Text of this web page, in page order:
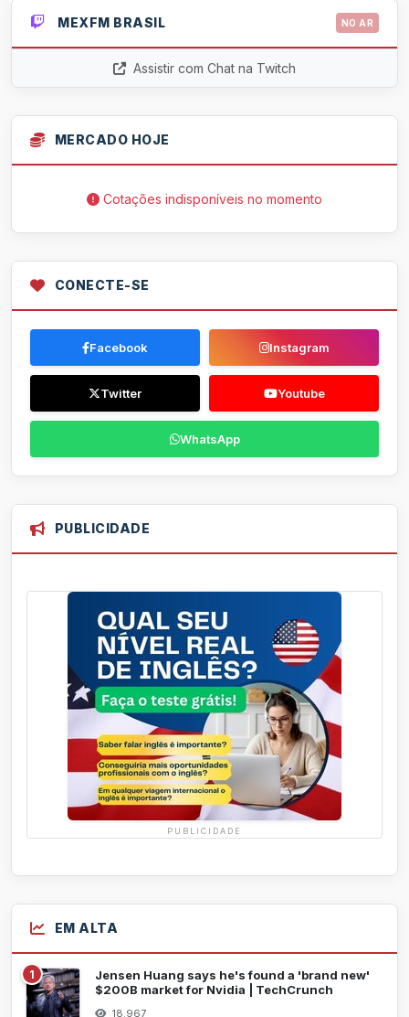
MEXFM BRASIL NO AR
Assistir com Chat na Twitch
MERCADO HOJE
Cotações indisponíveis no momento
CONECTE-SE
Facebook Instagram
Twitter Youtube
WhatsApp
PUBLICIDADE
PUBLICIDADE
EM ALTA
1
Jensen Huang says he's found a 'brand new'
$200B market for Nvidia | TechCrunch
18.967